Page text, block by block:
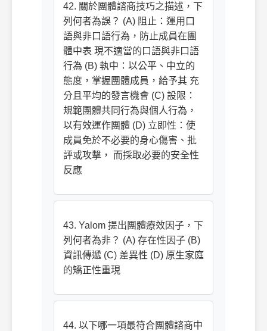
42. 關於團體諮商技巧之描述，下
列何者為誤？ (A) 阻止：運用口
語與非口語行為，防止成員在團
體中表 現不適當的口語與非口語
行為 (B) 執中：以公平、中立的
態度，掌握團體成員，給予其 充
分且平均的發言機會 (C) 設限：
規範團體共同行為與個人行為，
以有效運作團體 (D) 立即性：使
成員免於不必要的身心傷害、批
評或攻擊， 而採取必要的安全性
反應
43. Yalom 提出團體療效因子，下
列何者為非？ (A) 存在性因子 (B)
資訊傳遞 (C) 差異性 (D) 原生家庭
的矯正性重現
44. 以下哪一項最符合團體諮商中